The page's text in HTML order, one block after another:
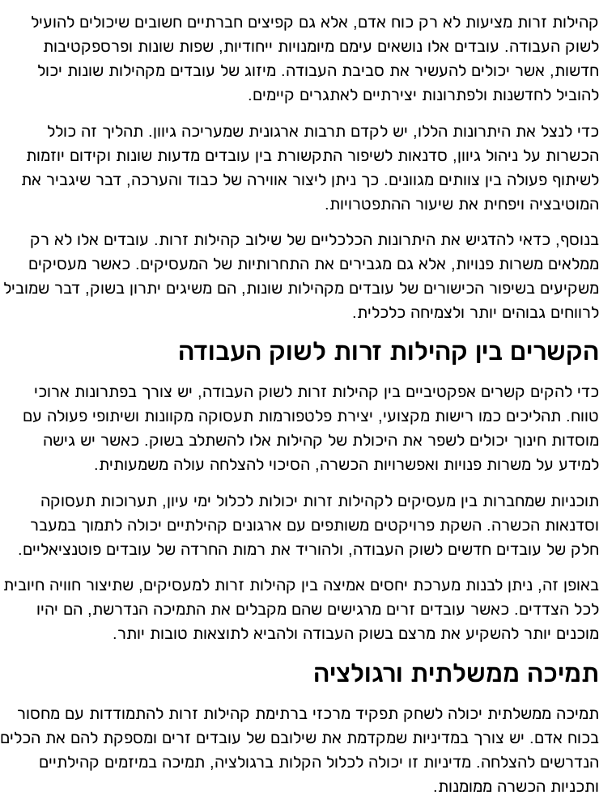
קהילות זרות מציעות לא רק כוח אדם, אלא גם קפיצים חברתיים חשובים שיכולים להועיל
לשוק העבודה. עובדים אלו נושאים עימם מיומנויות ייחודיות, שפות שונות ופרספקטיבות
חדשות, אשר יכולים להעשיר את סביבת העבודה. מיזוג של עובדים מקהילות שונות יכול
להוביל לחדשנות ולפתרונות יצירתיים לאתגרים קיימים.
כדי לנצל את היתרונות הללו, יש לקדם תרבות ארגונית שמעריכה גיוון. תהליך זה כולל
הכשרות על ניהול גיוון, סדנאות לשיפור התקשורת בין עובדים מדעות שונות וקידום יוזמות
לשיתוף פעולה בין צוותים מגוונים. כך ניתן ליצור אווירה של כבוד והערכה, דבר שיגביר את
המוטיבציה ויפחית את שיעור ההתפטרויות.
בנוסף, כדאי להדגיש את היתרונות הכלכליים של שילוב קהילות זרות. עובדים אלו לא רק
ממלאים משרות פנויות, אלא גם מגבירים את התחרותיות של המעסיקים. כאשר מעסיקים
משקיעים בשיפור הכישורים של עובדים מקהילות שונות, הם משיגים יתרון בשוק, דבר שמוביל
לרווחים גבוהים יותר ולצמיחה כלכלית.
הקשרים בין קהילות זרות לשוק העבודה
כדי להקים קשרים אפקטיביים בין קהילות זרות לשוק העבודה, יש צורך בפתרונות ארוכי
טווח. תהליכים כמו רישות מקצועי, יצירת פלטפורמות תעסוקה מקוונות ושיתופי פעולה עם
מוסדות חינוך יכולים לשפר את היכולת של קהילות אלו להשתלב בשוק. כאשר יש גישה
למידע על משרות פנויות ואפשרויות הכשרה, הסיכוי להצלחה עולה משמעותית.
תוכניות שמחברות בין מעסיקים לקהילות זרות יכולות לכלול ימי עיון, תערוכות תעסוקה
וסדנאות הכשרה. השקת פרויקטים משותפים עם ארגונים קהילתיים יכולה לתמוך במעבר
חלק של עובדים חדשים לשוק העבודה, ולהוריד את רמות החרדה של עובדים פוטנציאליים.
באופן זה, ניתן לבנות מערכת יחסים אמיצה בין קהילות זרות למעסיקים, שתיצור חוויה חיובית
לכל הצדדים. כאשר עובדים זרים מרגישים שהם מקבלים את התמיכה הנדרשת, הם יהיו
מוכנים יותר להשקיע את מרצם בשוק העבודה ולהביא לתוצאות טובות יותר.
תמיכה ממשלתית ורגולציה
תמיכה ממשלתית יכולה לשחק תפקיד מרכזי ברתימת קהילות זרות להתמודדות עם מחסור
בכוח אדם. יש צורך במדיניות שמקדמת את שילובם של עובדים זרים ומספקת להם את הכלים
הנדרשים להצלחה. מדיניות זו יכולה לכלול הקלות ברגולציה, תמיכה במיזמים קהילתיים
ותכניות הכשרה ממומנות.